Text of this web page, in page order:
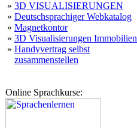
» 3D VISUALISIERUNGEN
» Deutschsprachiger Webkatalog
» Magnetkontor
» 3D Visualisierungen Immobilien
» Handyvertrag selbst
zusammenstellen
Online Sprachkurse: